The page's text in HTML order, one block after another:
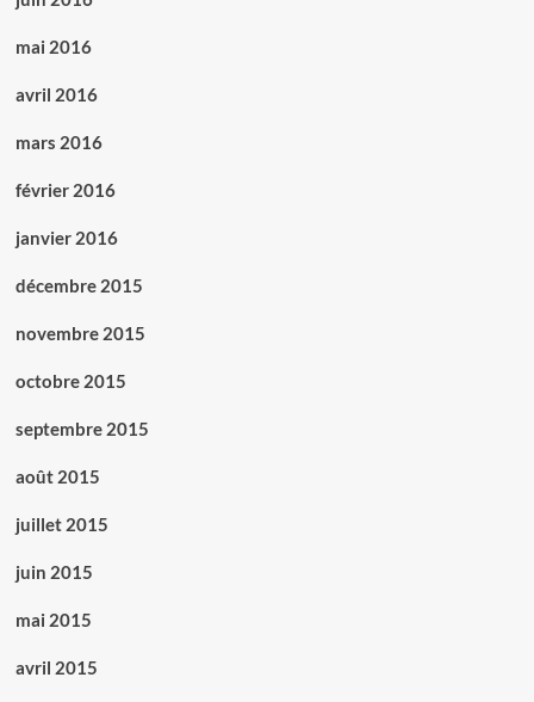
mai 2016
avril 2016
mars 2016
février 2016
janvier 2016
décembre 2015
novembre 2015
octobre 2015
septembre 2015
août 2015
juillet 2015
juin 2015
mai 2015
avril 2015